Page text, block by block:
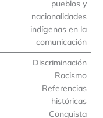
pueblos y
nacionalidades
indígenas en la
comunicación
Discriminación
Racismo
Referencias
históricas
Conquista